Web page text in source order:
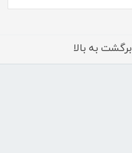
برگشت به بالا